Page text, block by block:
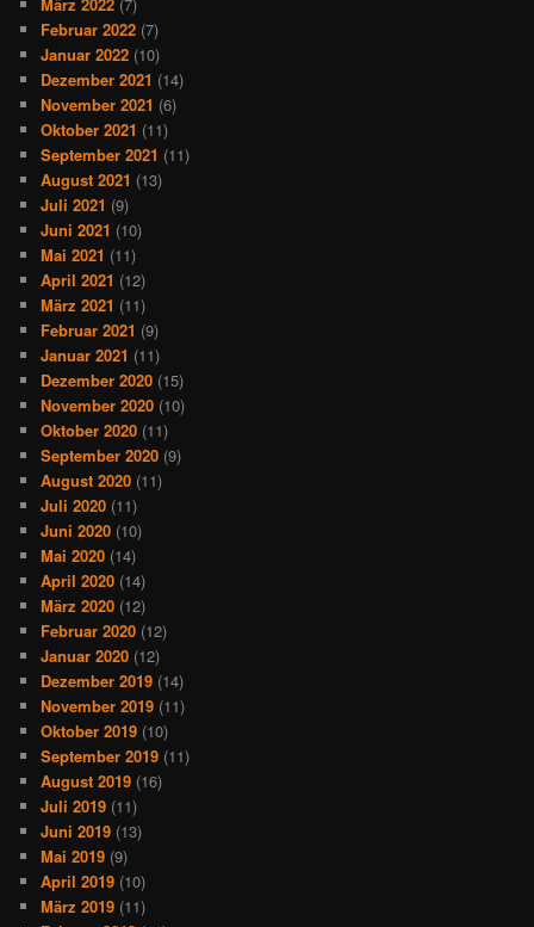
Februar 2022 (7)
Januar 2022 (10)
Dezember 2021 (14)
November 2021 (6)
Oktober 2021 (11)
September 2021 (11)
August 2021 (13)
Juli 2021 (9)
Juni 2021 (10)
Mai 2021 (11)
April 2021 (12)
März 2021 (11)
Februar 2021 (9)
Januar 2021 (11)
Dezember 2020 (15)
November 2020 (10)
Oktober 2020 (11)
September 2020 (9)
August 2020 (11)
Juli 2020 (11)
Juni 2020 (10)
Mai 2020 (14)
April 2020 (14)
März 2020 (12)
Februar 2020 (12)
Januar 2020 (12)
Dezember 2019 (14)
November 2019 (11)
Oktober 2019 (10)
September 2019 (11)
August 2019 (16)
Juli 2019 (11)
Juni 2019 (13)
Mai 2019 (9)
April 2019 (10)
März 2019 (11)